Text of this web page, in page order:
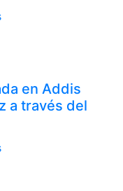
en Addis
a través del